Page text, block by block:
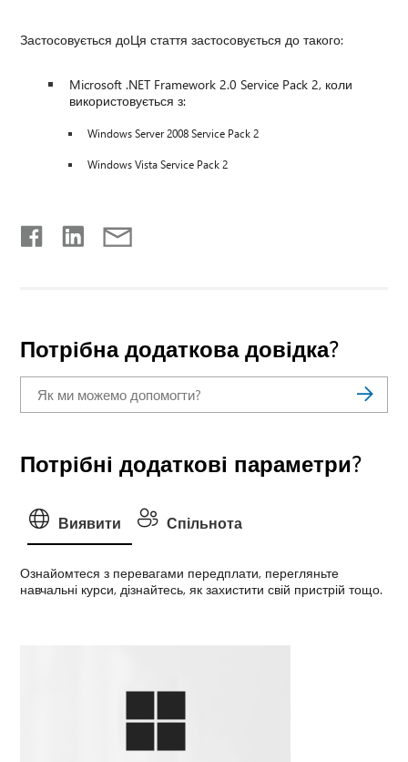
Застосовується доЦя стаття застосовується до такого:
Microsoft .NET Framework 2.0 Service Pack 2, коли
використовується з:
Windows Server 2008 Service Pack 2
Windows Vista Service Pack 2
Потрібна додаткова довідка?
Потрібні додаткові параметри?
Виявити Спільнота
Ознайомтеся з перевагами передплати, перегляньте
навчальні курси, дізнайтесь, як захистити свій пристрій тощо.